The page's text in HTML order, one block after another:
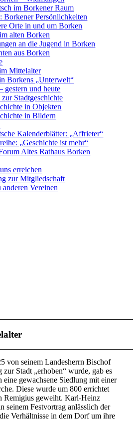
im Borkener Raum
Borkener Persönlichkeiten
Orte in und um Borken
alten Borken
an die Jugend in Borken
aus Borken
Mittelalter
Borkens „Unterwelt“
gestern und heute
Stadtgeschichte
in Objekten
in Bildern
Kalenderblätter: „Affrieter“
„Geschichte ist mehr“
Altes Rathaus Borken
erreichen
zur Mitgliedschaft
Vereinen
von seinem Landesherrn Bischof
Stadt „erhoben“ wurde, gab es
eine gewachsene Siedlung mit einer
Diese wurde um 800 errichtet
Remigius geweiht. Karl-Heinz
seinem Festvortrag anlässlich der
Verhältnisse in dem Dorf um ihre